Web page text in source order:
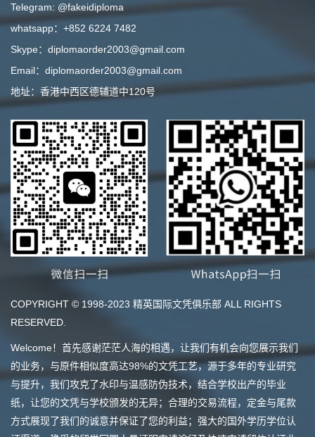
Telegram: @fakeidiploma
whatsapp：+852 6224 7482
Skype：diplomaorder2003@gmail.com
Email：diplomaorder2003@gmail.com
地址：香港中西区德辅道中120号
COPYRIGHT © 1998-2023 精英国际文凭俱乐部 ALL RIGHTS
RESERVED.
Welcome！首先感谢茫茫人海的相遇，让我们有机会向您展示我们
的业务，与原件相似度高达98%的文凭工艺，源于多年的专业研究
与提升，我们攻克了水印与温感防伪技术，结合学校出产的毕业
纸，让您的文凭与学校颁发的无异；合理的交易流程，定金与尾款
方式展现了我们的诚意并保证了您的利益；强大的国外学历学位认